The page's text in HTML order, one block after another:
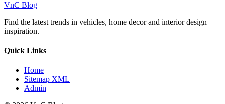
VnC Blog
Find the latest trends in vehicles, home decor and interior design
inspiration.
Quick Links
Home
Sitemap XML
Admin